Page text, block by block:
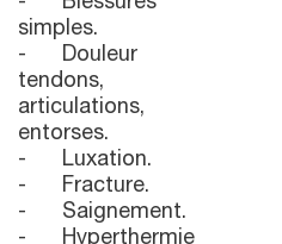
simples.
- Douleur
tendons,
articulations,
entorses.
- Luxation.
- Fracture.
- Saignement.
- Hyperthermie